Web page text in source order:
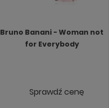
Bruno Banani - Woman not
for Everybody
Sprawdź cenę